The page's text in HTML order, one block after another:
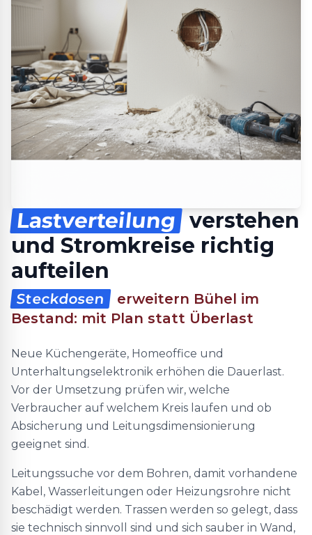
Lastverteilung verstehen
und Stromkreise richtig
aufteilen
Steckdosen
erweitern Bühel im
Bestand: mit Plan statt Überlast
Neue Küchengeräte, Homeoffice und
Unterhaltungselektronik erhöhen die Dauerlast.
Vor der Umsetzung prüfen wir, welche
Verbraucher auf welchem Kreis laufen und ob
Absicherung und Leitungsdimensionierung
geeignet sind.
Leitungssuche vor dem Bohren, damit vorhandene
Kabel, Wasserleitungen oder Heizungsrohre nicht
beschädigt werden. Trassen werden so gelegt, dass
sie technisch sinnvoll sind und sich sauber in Wand,